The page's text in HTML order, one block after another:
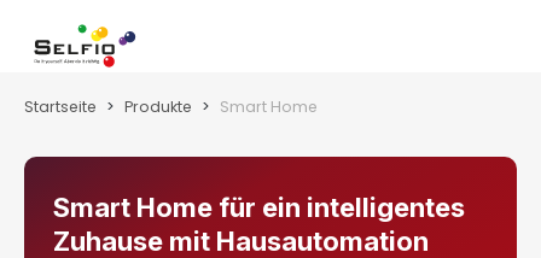
Zum Hauptinhalt springen
Startseite Produkte Smart Home
Smart Home für ein intelligentes
Zuhause mit Hausautomation